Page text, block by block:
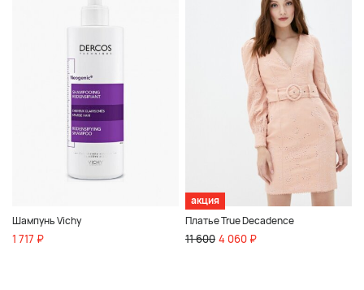
Шампунь Vichy
1 717 ₽
акция
Платье True Decadence
11 600 4 060 ₽